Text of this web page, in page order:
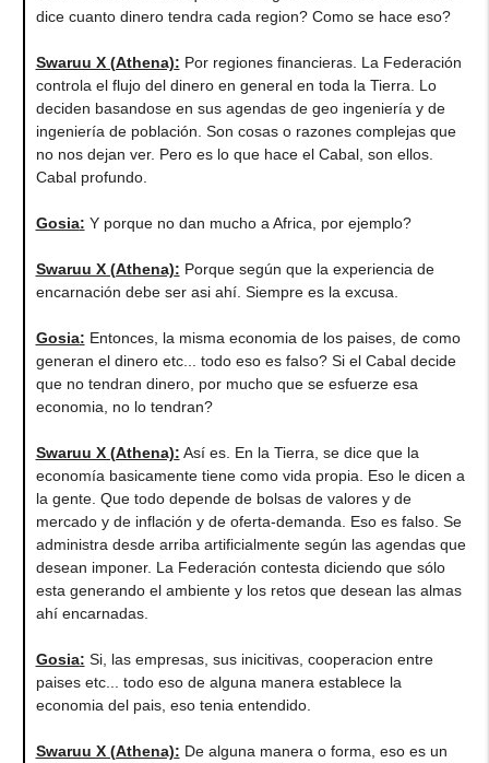
dice cuanto dinero tendra cada region? Como se hace eso?
Swaruu X (Athena): Por regiones financieras. La Federación
controla el flujo del dinero en general en toda la Tierra. Lo
deciden basandose en sus agendas de geo ingeniería y de
ingeniería de población. Son cosas o razones complejas que
no nos dejan ver. Pero es lo que hace el Cabal, son ellos.
Cabal profundo.
Gosia: Y porque no dan mucho a Africa, por ejemplo?
Swaruu X (Athena): Porque según que la experiencia de
encarnación debe ser asi ahí. Siempre es la excusa.
Gosia: Entonces, la misma economia de los paises, de como
generan el dinero etc... todo eso es falso? Si el Cabal decide
que no tendran dinero, por mucho que se esfuerze esa
economia, no lo tendran?
Swaruu X (Athena): Así es. En la Tierra, se dice que la
economía basicamente tiene como vida propia. Eso le dicen a
la gente. Que todo depende de bolsas de valores y de
mercado y de inflación y de oferta-demanda. Eso es falso. Se
administra desde arriba artificialmente según las agendas que
desean imponer. La Federación contesta diciendo que sólo
esta generando el ambiente y los retos que desean las almas
ahí encarnadas.
Gosia: Si, las empresas, sus inicitivas, cooperacion entre
paises etc... todo eso de alguna manera establece la
economia del pais, eso tenia entendido.
Swaruu X (Athena): De alguna manera o forma, eso es un